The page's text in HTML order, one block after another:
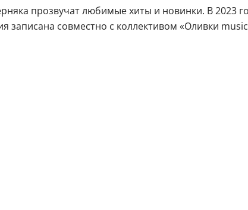
прозвучат любимые хиты и новинки. В 2023
записана совместно с коллективом «Оливки